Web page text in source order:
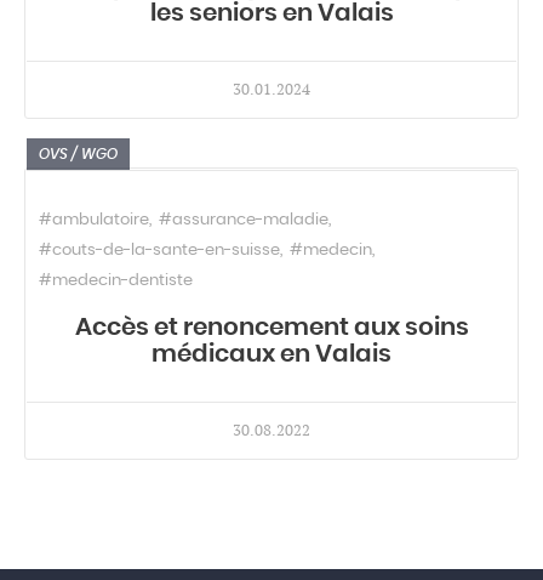
les seniors en Valais
30.01.2024
OVS / WGO
#ambulatoire
#assurance-maladie
#couts-de-la-sante-en-suisse
#medecin
#medecin-dentiste
Accès et renoncement aux soins
médicaux en Valais
30.08.2022